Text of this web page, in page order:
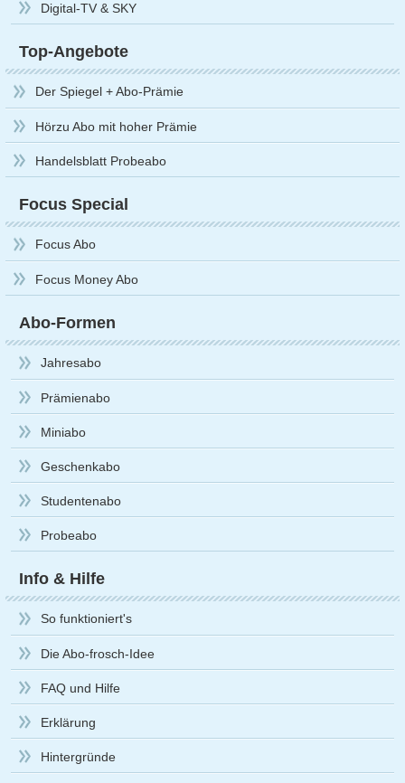
Digital-TV & SKY
Top-Angebote
Der Spiegel + Abo-Prämie
Hörzu Abo mit hoher Prämie
Handelsblatt Probeabo
Focus Special
Focus Abo
Focus Money Abo
Abo-Formen
Jahresabo
Prämienabo
Miniabo
Geschenkabo
Studentenabo
Probeabo
Info & Hilfe
So funktioniert's
Die Abo-frosch-Idee
FAQ und Hilfe
Erklärung
Hintergründe